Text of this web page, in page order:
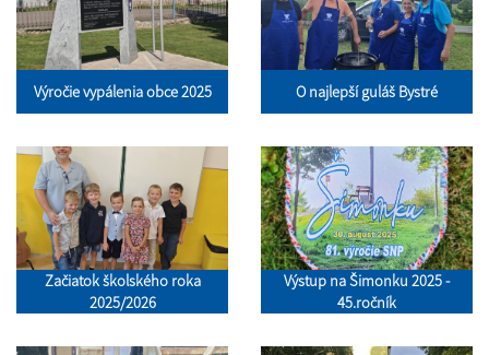
Výročie vypálenia obce 2025 O najlepší guláš Bystré
Začiatok školského roka
2025/2026
Výstup na Šimonku 2025 -
45.ročník